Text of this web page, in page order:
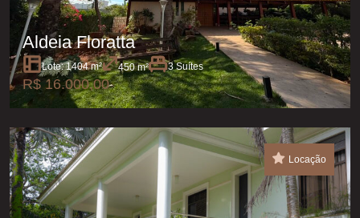
Aldeia Floratta
Lote: 1404 m² 450 m² 3 Suítes
R$ 16.000,00
Locação